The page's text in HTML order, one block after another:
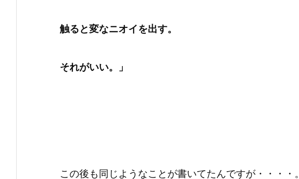
触ると変なニオイを出す。
それがいい。」
この後も同じようなことが書いてたんですが・・・・。